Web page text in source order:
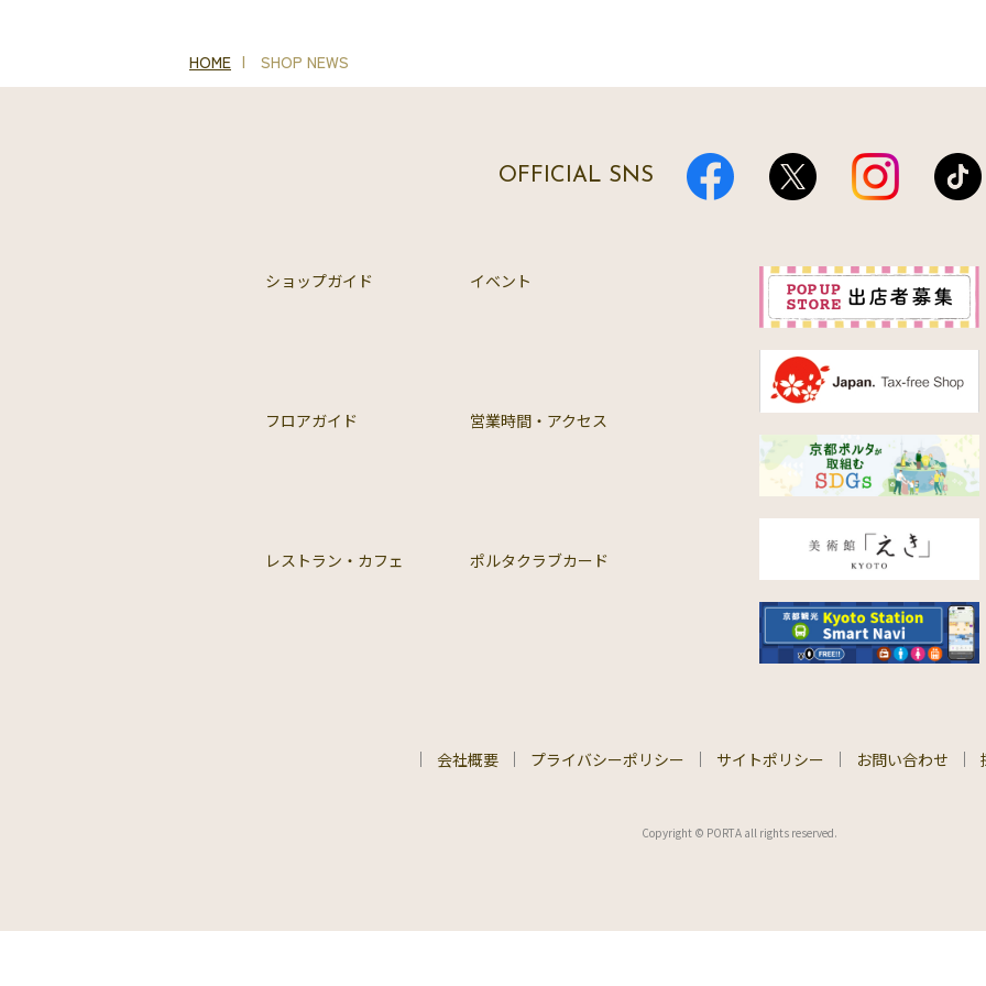
HOME SHOP NEWS
OFFICIAL SNS
ショップガイド イベント
フロアガイド 営業時間・アクセス
レストラン・カフェ ポルタクラブカード
会社概要 プライバシーポリシー サイトポリシー お問い合わせ
Copyright © PORTA all rights reserved.